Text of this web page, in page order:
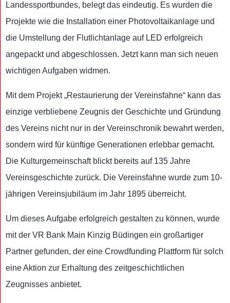
Landessportbundes, belegt das eindeutig. Es wurden die
Projekte wie die Installation einer Photovoltaikanlage und
die Umstellung der Flutlichtanlage auf LED erfolgreich
angepackt und abgeschlossen. Jetzt kann man sich neuen
wichtigen Aufgaben widmen.
Mit dem Projekt „Restaurierung der Vereinsfahne“ kann das
einzige verbliebene Zeugnis der Geschichte und Gründung
des Vereins nicht nur in der Vereinschronik bewahrt werden,
sondern wird für künftige Generationen erlebbar gemacht.
Die Kulturgemeinschaft blickt bereits auf 135 Jahre
Vereinsgeschichte zurück. Die Vereinsfahne wurde zum 10-
jährigen Vereinsjubiläum im Jahr 1895 überreicht.
Um dieses Aufgabe erfolgreich gestalten zu können, wurde
mit der VR Bank Main Kinzig Büdingen ein großartiger
Partner gefunden, der eine Crowdfunding Plattform für solch
eine Aktion zur Erhaltung des zeitgeschichtlichen
Zeugnisses anbietet.